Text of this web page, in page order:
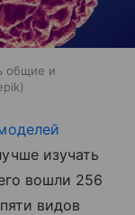
общие и
изучать
вошли 256
видов